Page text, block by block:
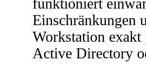
funktioniert
Einschränkungen
Workstation exakt
Active Directory